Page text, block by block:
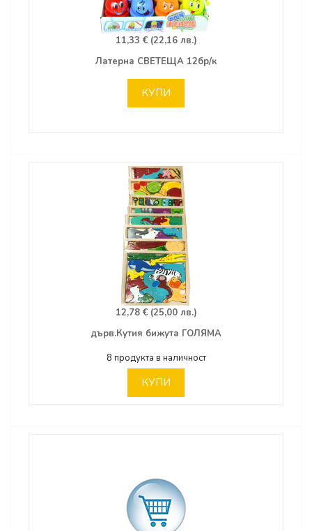
11,33 € (22,16 лв.)
Латерна СВЕТЕЩА 12бр/к
КУПИ
12,78 € (25,00 лв.)
дърв.Кутия бижута ГОЛЯМА
8 продукта в наличност
КУПИ